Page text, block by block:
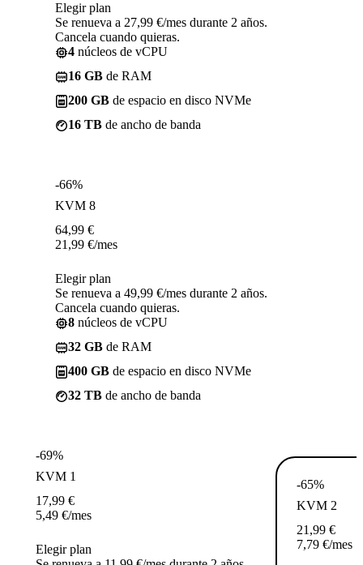
Elegir plan
Se renueva a 27,99 €/mes durante 2 años.
Cancela cuando quieras.
4 núcleos de vCPU
16 GB de RAM
200 GB de espacio en disco NVMe
16 TB de ancho de banda
-66%
KVM 8
64,99 €
21,99 €/mes
Elegir plan
Se renueva a 49,99 €/mes durante 2 años.
Cancela cuando quieras.
8 núcleos de vCPU
32 GB de RAM
400 GB de espacio en disco NVMe
32 TB de ancho de banda
-69%
KVM 1
17,99 €
5,49 €/mes
Elegir plan
-65%
KVM 2
21,99 €
7,79 €/mes